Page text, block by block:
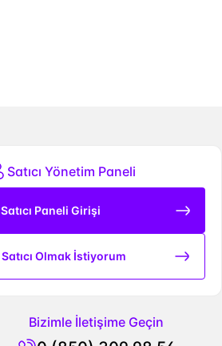
Satıcı Yönetim Paneli
Satıcı Paneli Girişi
Satıcı Olmak İstiyorum
Bizimle İletişime Geçin